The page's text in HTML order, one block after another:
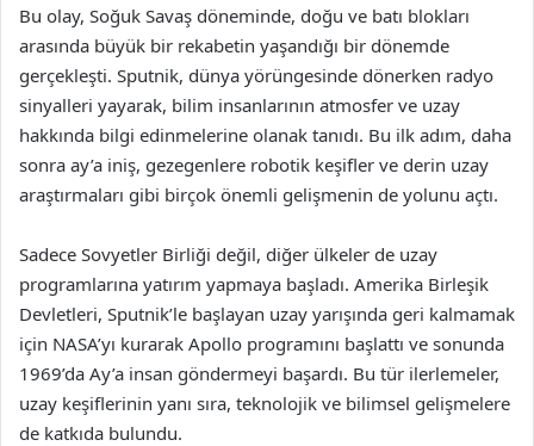
Bu olay, Soğuk Savaş döneminde, doğu ve batı blokları
arasında büyük bir rekabetin yaşandığı bir dönemde
gerçekleşti. Sputnik, dünya yörüngesinde dönerken radyo
sinyalleri yayarak, bilim insanlarının atmosfer ve uzay
hakkında bilgi edinmelerine olanak tanıdı. Bu ilk adım, daha
sonra ay’a iniş, gezegenlere robotik keşifler ve derin uzay
araştırmaları gibi birçok önemli gelişmenin de yolunu açtı.
Sadece Sovyetler Birliği değil, diğer ülkeler de uzay
programlarına yatırım yapmaya başladı. Amerika Birleşik
Devletleri, Sputnik’le başlayan uzay yarışında geri kalmamak
için NASA’yı kurarak Apollo programını başlattı ve sonunda
1969’da Ay’a insan göndermeyi başardı. Bu tür ilerlemeler,
uzay keşiflerinin yanı sıra, teknolojik ve bilimsel gelişmelere
de katkıda bulundu.